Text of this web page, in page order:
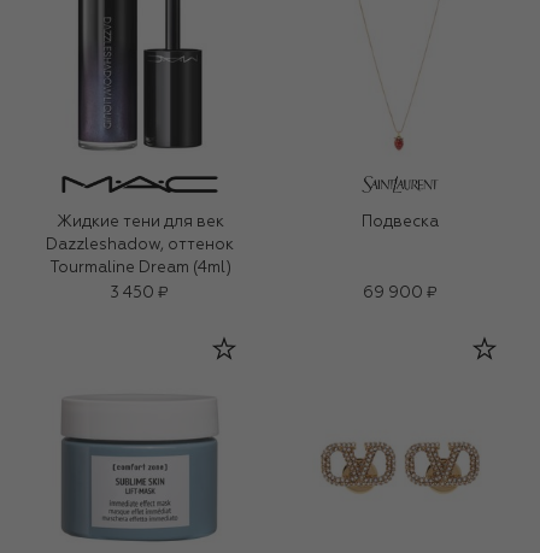
Жидкие тени для век
Dazzleshadow, оттенок
Tourmaline Dream (4ml)
3 450 ₽
Подвеска
69 900 ₽